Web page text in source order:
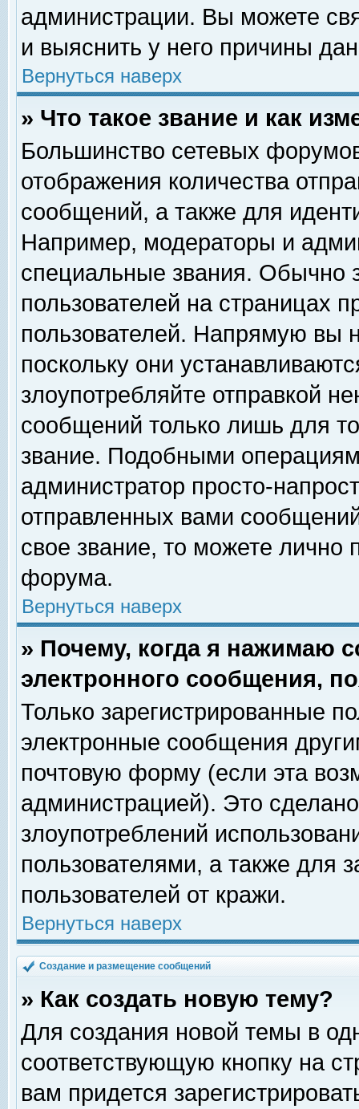
администрации. Вы можете
и выяснить у него причины
Вернуться наверх
» Что такое звание и как
Большинство сетевых
отображения количества
сообщений, а также для
Например, модераторы и
специальные звания. Обычно
пользователей на страницах
пользователей. Напрямую вы
поскольку они
злоупотребляйте отправкой
сообщений только лишь для
звание. Подобными
администратор просто-
отправленных вами
свое звание, то можете лично
форума.
Вернуться наверх
» Почему, когда я нажимаю
электронного сообщения,
Только зарегистрированные
электронные сообщения
почтовую форму (если эта
администрацией). Это
злоупотреблений
пользователями, а также для
пользователей от кражи.
Вернуться наверх
Создание и размещение сообщений
» Как создать новую тему?
Для создания новой темы в
соответствующую кнопку на
вам придется